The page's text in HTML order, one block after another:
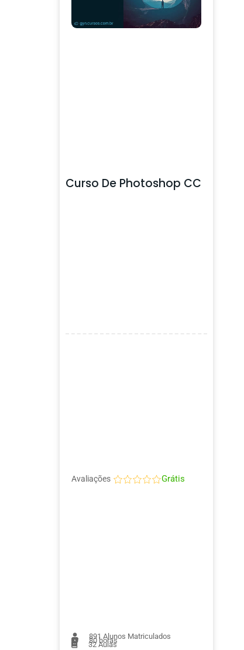
Curso De Photoshop CC
Avaliações Grátis
891 Alunos Matriculados
80 horas
32Aulas